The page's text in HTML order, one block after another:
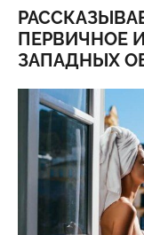
ПЕРВИЧНОЕ
ЗАПАДНЫХ